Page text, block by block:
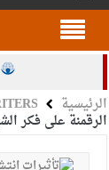
الجيش
الرئيسية
الرقمنة على فكر